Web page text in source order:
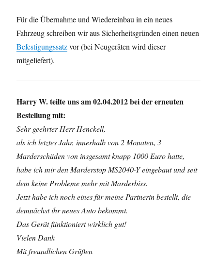
Für die Übernahme und Wiedereinbau in ein neues
Fahrzeug schreiben wir aus Sicherheitsgründen einen neuen
Befestigungssatzvor (bei Neugeräten wird dieser
mitgeliefert).
Harry W. teilte uns am 02.04.2012 bei der erneuten
Bestellung mit:
Sehr geehrter Herr Henckell,
als ich letztes Jahr, innerhalb von 2 Monaten, 3
Marderschäden von insgesamt knapp 1000 Euro hatte,
habe ich mir den Marderstop MS2040-Y eingebaut und seit
dem keine Probleme mehr mit Marderbiss.
Jetzt habe ich noch eines für meine Partnerin bestellt, die
demnächst ihr neues Auto bekommt.
Das Gerät fünktioniert wirklich gut!
Vielen Dank
Mit freundlichen Grüßen